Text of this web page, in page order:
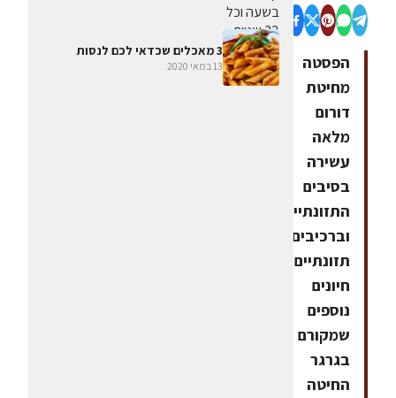
הפסטה
מחיטת
דורום
מלאה
עשירה
בסיבים
התזונתיים
וברכיבים
תזונתיים
חיונים
נוספים
שמקורם
בגרגר
החיטה
3 מאכלים שכדאי לכם לנסות
13 במאי 2020